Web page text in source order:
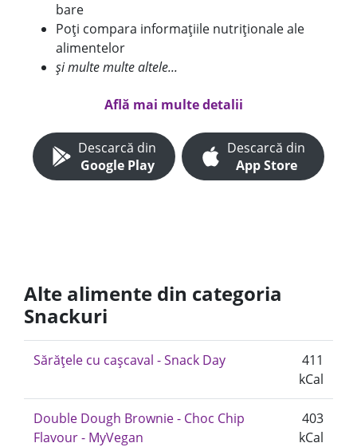
bare
Poți compara informațiile nutriționale ale
alimentelor
și multe multe altele...
Află mai multe detalii
Descarcă din
Google Play
Descarcă din
App Store
Alte alimente din categoria
Snackuri
Sărățele cu cașcaval - Snack Day
411
kCal
Double Dough Brownie - Choc Chip
Flavour - MyVegan
403
kCal